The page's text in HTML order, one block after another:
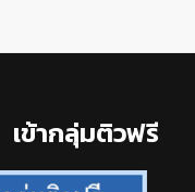
เข้ากลุ่มติวฟรี